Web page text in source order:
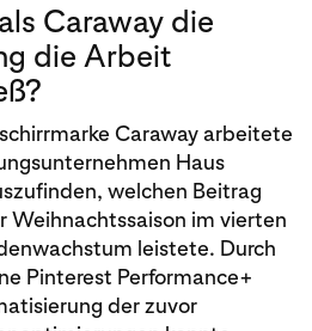
Caraway die
die Arbeit
Caraway arbeitete
Haus
welchen Beitrag
Weihnachtssaison im vierten
leistete. Durch
Pinterest Performance+
der zuvor